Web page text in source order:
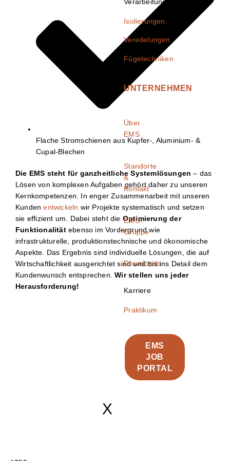
Isolierungen
Veredelungen
Fügetechniken
UNTERNEHMEN
Über
EMS
Standorte
&
Kontakt
EMS-
Gruppe
Downloads
Karriere
Praktikum
EMS
JOB
PORTAL
X
Flache Stromschienen aus Kupfer-, Aluminium- &
Cupal-Blechen
Die EMS steht für ganzheitliche Systemlösungen– das
Lösen von komplexen Aufgaben gehört daher zu unseren
Kernkompetenzen. In enger Zusammenarbeit mit unseren
Kundenentwickeln wir Projekte systematisch und setzen
sie effizient um. Dabei steht die Optimierung der
Funktionalitätebenso im Vordergrund wie
infrastrukturelle, produktionstechnische und ökonomische
Aspekte. Das Ergebnis sind individuelle Lösungen, die auf
Wirtschaftlichkeit ausgerichtet sind und bis ins Detail dem
Kundenwunsch entsprechen.Wir stellen uns jeder
Herausforderung!